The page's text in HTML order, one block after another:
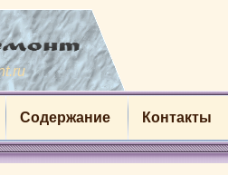
Содержание Контакты